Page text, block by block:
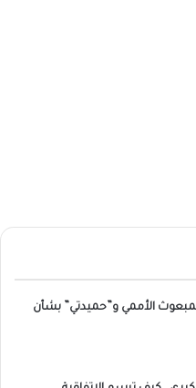
الأممي و”حميدتي” بشأن